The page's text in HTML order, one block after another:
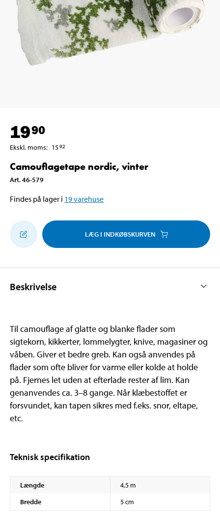
1990
Ekskl. moms: 1592
Camouflagetape nordic, vinter
Art.46-579
Findes på lager i 19varehuse
LÆG I INDKØBSKURVEN
Beskrivelse
Til camouflage af glatte og blanke flader som
sigtekorn, kikkerter, lommelygter, knive, magasiner og
våben. Giver et bedre greb. Kan også anvendes på
flader som ofte bliver for varme eller kolde at holde
på. Fjernes let uden at efterlade rester af lim. Kan
genanvendes ca. 3–8 gange. Når klæbestoffet er
forsvundet, kan tapen sikres med f.eks. snor, eltape,
etc.
Teknisk specifikation
Længde
4,5 m
Bredde
5 cm